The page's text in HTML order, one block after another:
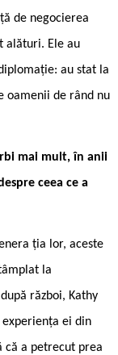
de negocierea
alături. Ele au
au stat la
oamenii de rând nu
mai mult, în anii
ceea ce a
ția lor, aceste
la
război, Kathy
experiența ei din
că a petrecut prea